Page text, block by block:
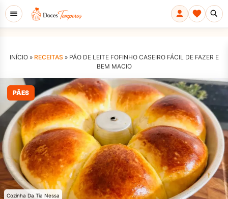
INÍCIO » RECEITAS » PÃO DE LEITE FOFINHO CASEIRO FÁCIL DE FAZER E
BEM MACIO
PÃES
Cozinha Da Tia Nessa